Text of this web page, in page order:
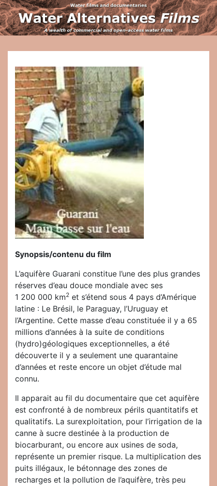
Synopsis/contenu du film
L’aquifère Guarani constitue l’une des plus grandes
réserves d’eau douce mondiale avec ses
1 200 000 km2 et s’étend sous 4 pays d’Amérique
latine : Le Brésil, le Paraguay, l’Uruguay et
l’Argentine. Cette masse d’eau constituée il y a 65
millions d’années à la suite de conditions
(hydro)géologiques exceptionnelles, a été
découverte il y a seulement une quarantaine
d’années et reste encore un objet d’étude mal
connu.
Il apparait au fil du documentaire que cet aquifère
est confronté à de nombreux périls quantitatifs et
qualitatifs. La surexploitation, pour l’irrigation de la
canne à sucre destinée à la production de
biocarburant, ou encore aux usines de soda,
représente un premier risque. La multiplication des
puits illégaux, le bétonnage des zones de
recharges et la pollution de l’aquifère, très peu